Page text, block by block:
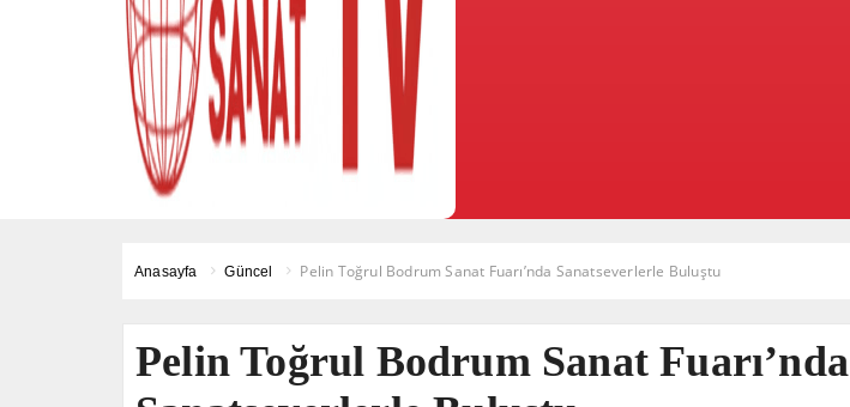
Anasayfa Güncel Pelin Toğrul Bodrum Sanat Fuarı’nda Sanatseverlerle Buluştu
Pelin Toğrul Bodrum Sanat Fuarı’nda